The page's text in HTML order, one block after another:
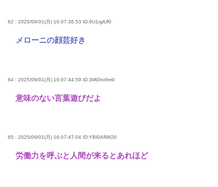
62 : 2025/09/01(月) 16:07:36.53 ID:9U1rglUf0
メローニの顔芸好き
64 : 2025/09/01(月) 16:07:44.59 ID:3MOIrv0m0
意味のない言葉遊びだよ
65 : 2025/09/01(月) 16:07:47.04 ID:YBI0AR8O0
労働力を呼ぶと人間が来るとあれほど